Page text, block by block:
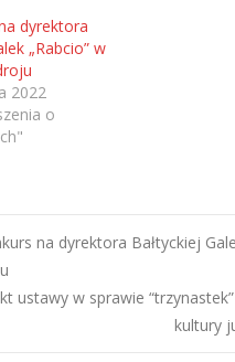
dyrektora
„Rabcio” w
2022
o
na dyrektora Bałtyckiej
ustawy w sprawie
kultury